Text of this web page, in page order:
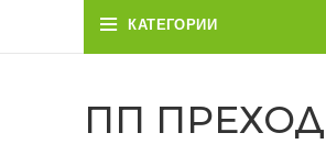
КАТЕГОРИИ
ПП